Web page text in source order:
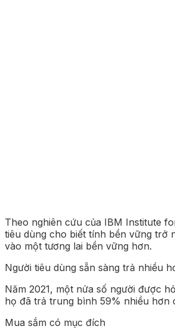
Theo nghiên cứu của IBM Institute
tiêu dùng cho biết tính bền vững trở
vào một tương lai bền vững hơn.
Người tiêu dùng sẵn sàng trả nhiều
Năm 2021, một nửa số người được
họ đã trả trung bình 59% nhiều hơn
Mua sắm có mục đích